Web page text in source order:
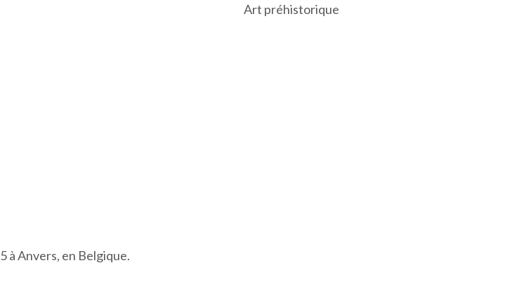
à Anvers, en Belgique.
Art préhistorique